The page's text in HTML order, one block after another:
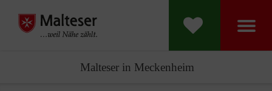
Malteser in Meckenheim